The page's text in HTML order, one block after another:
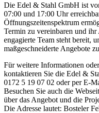
Die Edel & Stahl GmbH ist
07:00 und 17:00 Uhr
Öffnungszeitenspektrum
Termin zu vereinbaren und
engagierte Team steht bereit,
maßgeschneiderte Angebote
Für weitere Informationen
kontaktieren Sie die Edel &
0172 5 19 07 02 oder per E-
Besuchen Sie auch die
über das Angebot und die
Die Adresse lautet: Bosteler